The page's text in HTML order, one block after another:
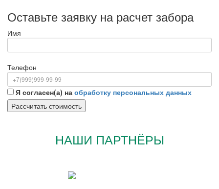
Оставьте заявку на расчет забора
Имя
Телефон
Я согласен(а) на обработку персональных данных
НАШИ ПАРТНЁРЫ